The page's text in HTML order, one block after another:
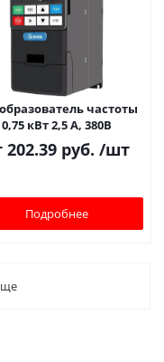
частоты
0,75 кВт 2,5 А, 380В
202.39 руб. /шт
Подробнее